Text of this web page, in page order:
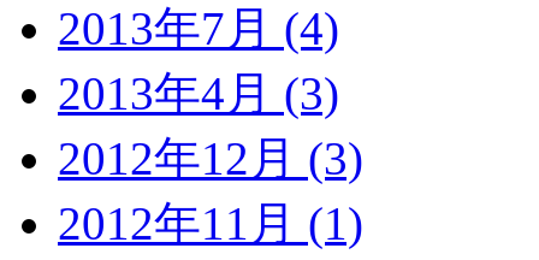
2013年7月 (4)
2013年4月 (3)
2012年12月 (3)
2012年11月 (1)